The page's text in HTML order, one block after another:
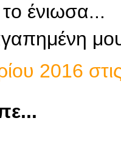
ένιωσα...
2016